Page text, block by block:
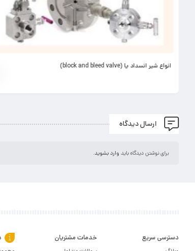
انواع شیر انسداد یا (block and bleed valve)
ارسال دیدگاه
برای نوشتن دیدگاه باید وارد بشوید.
دسترسی سریع خدمات مشتریان